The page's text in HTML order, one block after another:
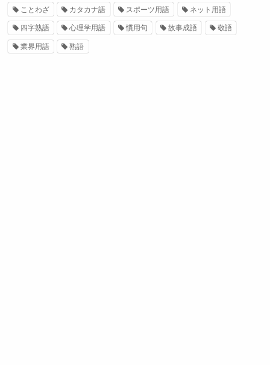
ことわざ カタカナ語 スポーツ用語 ネット用語
四字熟語 心理学用語 慣用句 故事成語 敬語
業界用語 熟語